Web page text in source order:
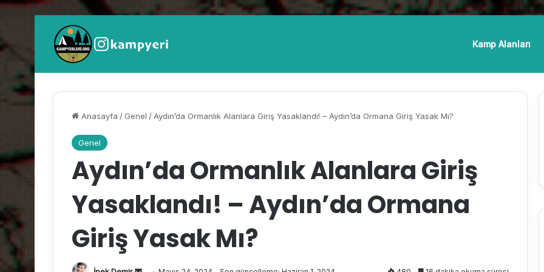
Kamp Alanları
Anasayfa / Genel /Aydın’da Ormanlık Alanlara Giriş Yasaklandı! – Aydın’da Ormana Giriş Yasak Mı?
Genel
Aydın’da Ormanlık Alanlara Giriş
Yasaklandı! – Aydın’da Ormana
Giriş Yasak Mı?